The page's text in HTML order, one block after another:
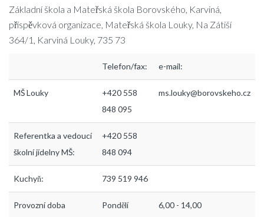
Základní škola a Mateřská škola Borovského, Karviná,
příspěvková organizace, Mateřská škola Louky, Na Zátiší
364/1, Karviná Louky, 735 73
Telefon/fax: e-mail:
MŠ Louky
+420 558
848 095
ms.louky@borovskeho.cz
Referentka a vedoucí
školní jídelny MŠ:
+420 558
848 094
Kuchyň: 739 519 946
Provozní doba
Pondělí
6,00 - 14,00